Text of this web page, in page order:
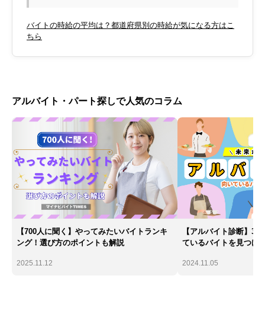
バイトの時給の平均は？都道府県別の時給が気になる方はこ
ちら
アルバイト・パート探しで人気のコラム
【700人に聞く】やってみたいバイトランキ
ング！選び方のポイントも解説
2025.11.12
【アルバイト診断】
ているバイトを見つけ
2024.11.05